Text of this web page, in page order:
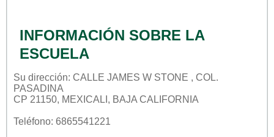
INFORMACIÓN SOBRE LA
ESCUELA
Su dirección: CALLE JAMES W STONE , COL.
PASADINA
CP 21150, MEXICALI, BAJA CALIFORNIA
Teléfono: 6865541221